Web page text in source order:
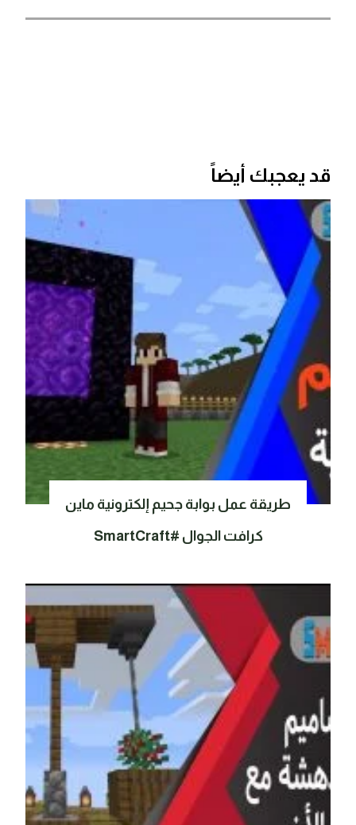
قد يعجبك أيضاً
طريقة عمل بوابة جحيم إلكترونية ماين
كرافت الجوال #SmartCraft